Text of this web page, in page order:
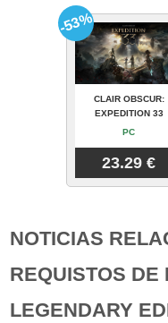
CLAIR OBSCUR:
EXPEDITION 33
PC
23.29 €
-53%
NOTICIAS
REQUISTOS DE
LEGENDARY